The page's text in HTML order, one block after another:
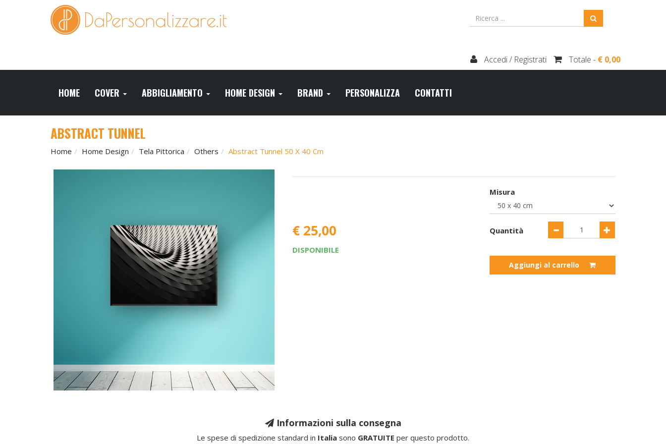
Accedi / Registrati Totale - € 0,00
HOME COVER ABBIGLIAMENTO HOME DESIGN BRAND PERSONALIZZA CONTATTI
ABSTRACT TUNNEL
Home Home Design Tela Pittorica Others Abstract Tunnel 50 X 40 Cm
Misura
€ 25,00
DISPONIBILE
Quantità
Aggiungi al carrello
Informazioni sulla consegna
Le spese di spedizione standard in Italia sono GRATUITE per questo prodotto.